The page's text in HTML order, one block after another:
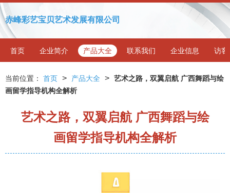
赤峰彩艺宝贝艺术发展有限公司
首页 企业简介 产品大全 联系我们 企业信息 访客
当前位置： 首页 > 产品大全 > 艺术之路，双翼启航 广西舞蹈与绘
画留学指导机构全解析
艺术之路，双翼启航 广西舞蹈与绘
画留学指导机构全解析